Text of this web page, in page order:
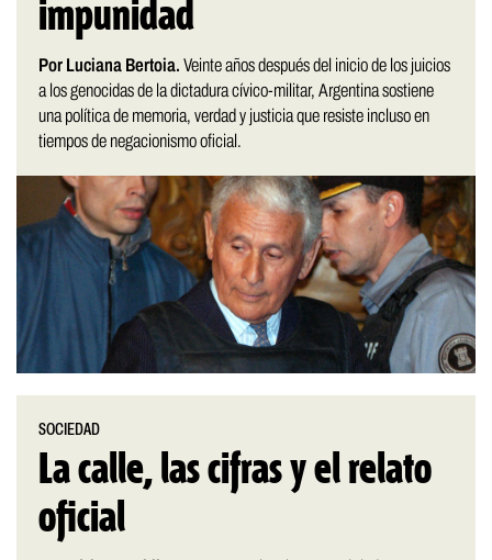
impunidad
Por Luciana Bertoia. Veinte años después del inicio de los juicios
a los genocidas de la dictadura cívico-militar, Argentina sostiene
una política de memoria, verdad y justicia que resiste incluso en
tiempos de negacionismo oficial.
SOCIEDAD
La calle, las cifras y el relato
oficial